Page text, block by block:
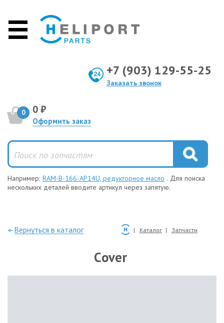
+7 (903) 129-55-25
Заказать звонок
0 0 ₽
Оформить заказ
Например: RAM-B-166-AP14U, редукторное масло . Для поиска
нескольких деталей вводите артикул через запятую.
—Вернуться в каталог Каталог Запчасти
Cover